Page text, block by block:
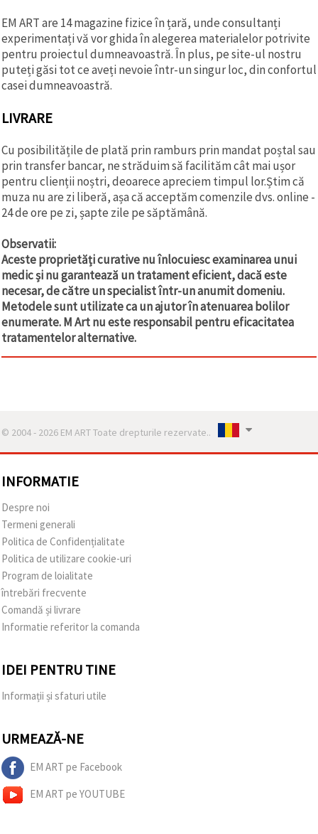
EM ART are 14 magazine fizice în țară, unde consultanți
experimentați vă vor ghida în alegerea materialelor potrivite
pentru proiectul dumneavoastră. În plus, pe site-ul nostru
puteți găsi tot ce aveți nevoie într-un singur loc, din confortul
casei dumneavoastră.
LIVRARE
Cu posibilitățile de plată prin ramburs prin mandat poștal sau
prin transfer bancar, ne străduim să facilităm cât mai ușor
pentru clienții noștri, deoarece apreciem timpul lor.Știm că
muza nu are zi liberă, așa că acceptăm comenzile dvs. online -
24 de ore pe zi, șapte zile pe săptămână.
Observatii:
Aceste proprietăți curative nu înlocuiesc examinarea unui
medic și nu garantează un tratament eficient, dacă este
necesar, de către un specialist într-un anumit domeniu.
Metodele sunt utilizate ca un ajutor în atenuarea bolilor
enumerate. M Art nu este responsabil pentru eficacitatea
tratamentelor alternative.
© 2004 - 2026 EM ART Toate drepturile rezervate..
INFORMATIE
Despre noi
Termeni generali
Politica de Confidențialitate
Politica de utilizare cookie-uri
Program de loialitate
întrebări frecvente
Comandă și livrare
Informatie referitor la comanda
IDEI PENTRU TINE
Informații și sfaturi utile
URMEAZĂ-NE
EM ART pe Facebook
EM ART pe YOUTUBE